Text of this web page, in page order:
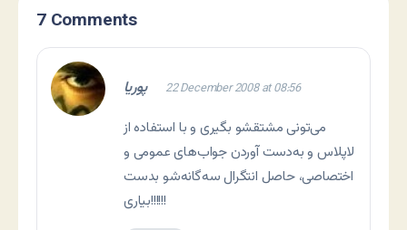
7 Comments
پوریا 22 December 2008 at 08:56
می‌تونی مشتقشو بگیری و با استفاده از
لاپلاس و به‌دست آوردن جواب‌های عمومی و
اختصاصی، حاصل انتگرال سه‌گانه‌شو بدست
بیاری!!!!!!